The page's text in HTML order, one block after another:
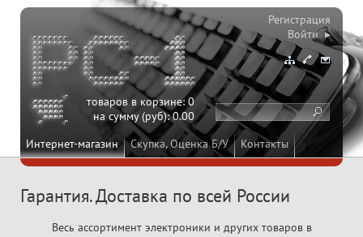
Интернет-магазин Скупка, Оценка Б/У Контакты
товаров в корзине:0
на сумму (руб):0.00
Регистрация
Войти ▸
Гарантия. Доставка по всей России
Весь ассортимент электроники и других товаров в